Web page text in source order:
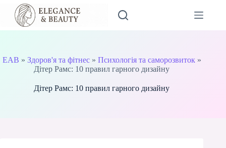
Перейти
вмісту
EAB » Здоров'я та фітнес» Психологія та саморозвиток»
Дітер Рамс: 10 правил гарного дизайну
Дітер Рамс: 10 правил гарного дизайну